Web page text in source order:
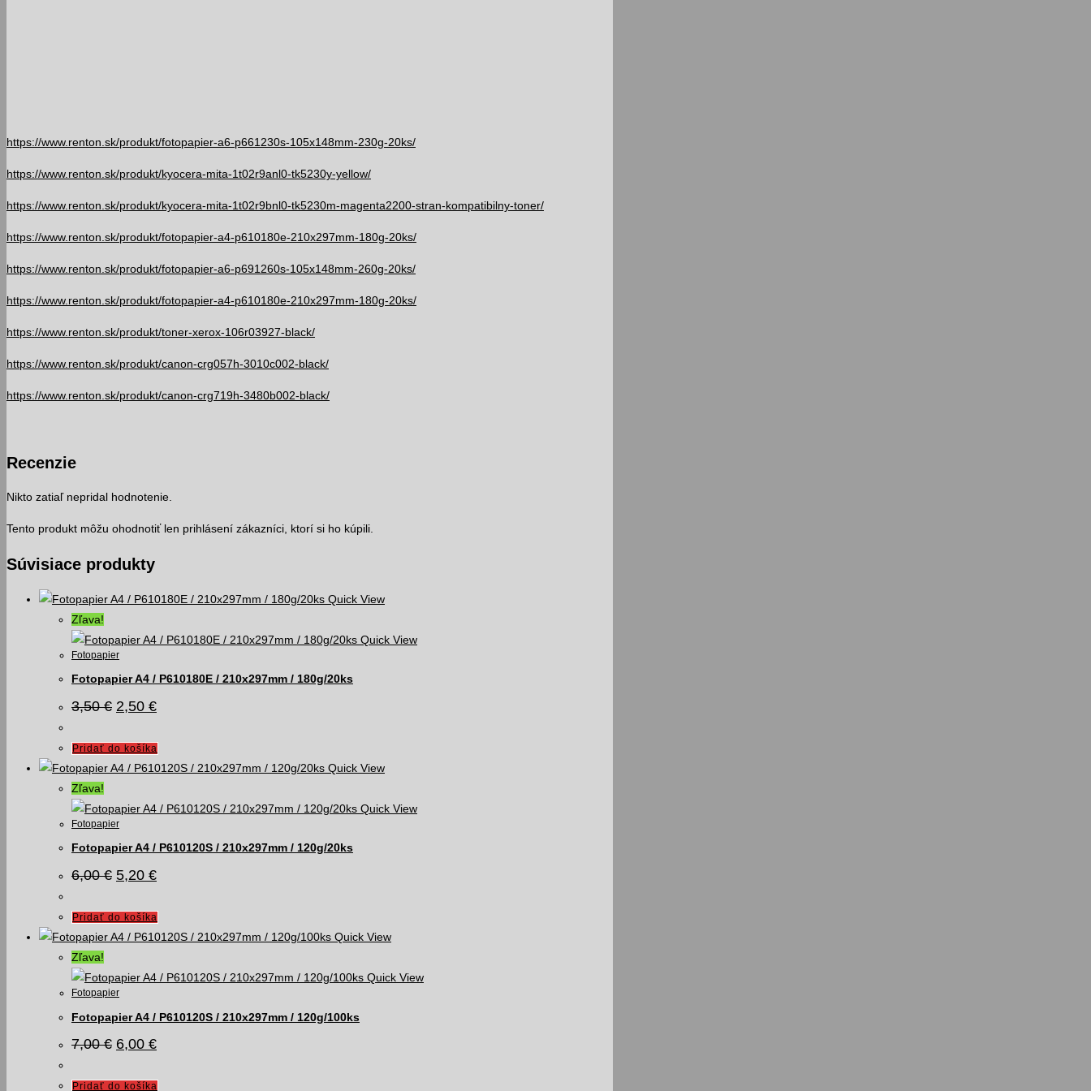
https://www.renton.sk/produkt/fotopapier-a6-p661230s-105x148mm-230g-20ks/
https://www.renton.sk/produkt/kyocera-mita-1t02r9anl0-tk5230y-yellow/
https://www.renton.sk/produkt/kyocera-mita-1t02r9bnl0-tk5230m-magenta2200-stran-kompatibilny-toner/
https://www.renton.sk/produkt/fotopapier-a4-p610180e-210x297mm-180g-20ks/
https://www.renton.sk/produkt/fotopapier-a6-p691260s-105x148mm-260g-20ks/
https://www.renton.sk/produkt/fotopapier-a4-p610180e-210x297mm-180g-20ks/
https://www.renton.sk/produkt/toner-xerox-106r03927-black/
https://www.renton.sk/produkt/canon-crg057h-3010c002-black/
https://www.renton.sk/produkt/canon-crg719h-3480b002-black/
Recenzie
Nikto zatiaľ nepridal hodnotenie.
Tento produkt môžu ohodnotiť len prihlásení zákazníci, ktorí si ho kúpili.
Súvisiace produkty
Quick View
Zľava!
Quick View
Fotopapier
Fotopapier A4 / P610180E / 210x297mm / 180g/20ks
3,50€ Pôvodná
cena
3,50 €.
2,50 €Aktuálna
cena
2,50 €.
Pridať do košíka
Quick View
Zľava!
Quick View
Fotopapier
Fotopapier A4 / P610120S / 210x297mm / 120g/20ks
6,00€ Pôvodná
6,00 €.
5,20 €Aktuálna
5,20 €.
Pridať do košíka
Quick View
Zľava!
Quick View
Fotopapier
Fotopapier A4 / P610120S / 210x297mm / 120g/100ks
7,00€ Pôvodná
7,00 €.
6,00 €Aktuálna
6,00 €.
Pridať do košíka